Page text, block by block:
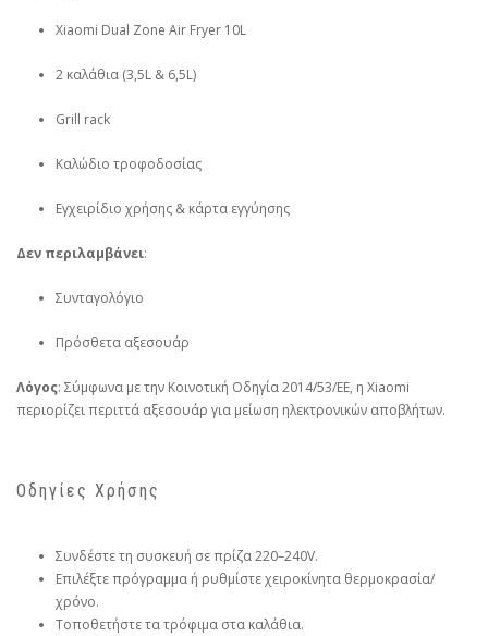
Xiaomi Dual Zone Air Fryer 10L
2 καλάθια (3,5L & 6,5L)
Grill rack
Καλώδιο τροφοδοσίας
Εγχειρίδιο χρήσης & κάρτα εγγύησης
Δεν περιλαμβάνει:
Συνταγολόγιο
Πρόσθετα αξεσουάρ
Λόγος: Σύμφωνα με την Κοινοτική Οδηγία 2014/53/ΕΕ, η Xiaomi
περιορίζει περιττά αξεσουάρ για μείωση ηλεκτρονικών αποβλήτων.
Οδηγίες Χρήσης
Συνδέστε τη συσκευή σε πρίζα 220–240V.
Επιλέξτε πρόγραμμα ή ρυθμίστε χειροκίνητα θερμοκρασία/
χρόνο.
Τοποθετήστε τα τρόφιμα στα καλάθια.